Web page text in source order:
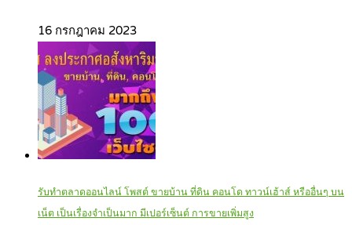
16 กรกฎาคม 2023
รับทำตลาดออนไลน์ โพสต์ ขายบ้าน ที่ดิน คอนโด ทาวน์เฮ้าส์ หรืออื่นๆ บน
เน็ต เป็นเรื่องจำเป็นมาก มีเปอร์เซ็นต์ การขายเพิ่มสูง